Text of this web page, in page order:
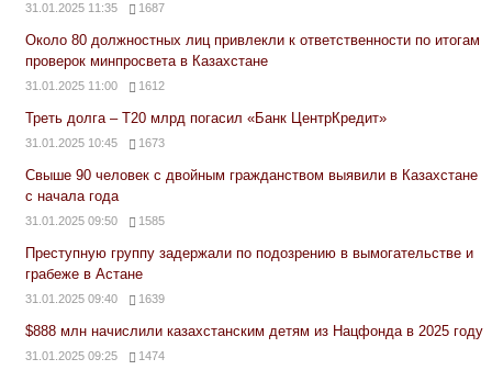
31.01.2025 11:35 1687
Около 80 должностных лиц привлекли к ответственности по итогам
проверок минпросвета в Казахстане
31.01.2025 11:00 1612
Треть долга – Т20 млрд погасил «Банк ЦентрКредит»
31.01.2025 10:45 1673
Свыше 90 человек с двойным гражданством выявили в Казахстане
с начала года
31.01.2025 09:50 1585
Преступную группу задержали по подозрению в вымогательстве и
грабеже в Астане
31.01.2025 09:40 1639
$888 млн начислили казахстанским детям из Нацфонда в 2025 году
31.01.2025 09:25 1474